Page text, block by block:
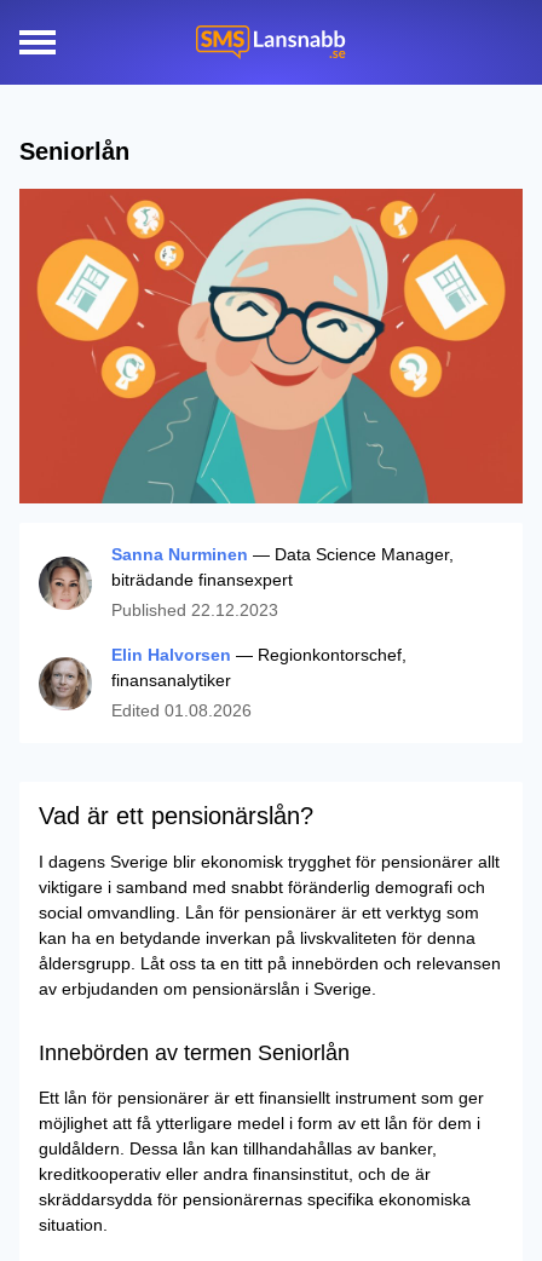
Seniorlån
Sanna Nurminen — Data Science Manager,
biträdande finansexpert
Published 22.12.2023
Elin Halvorsen — Regionkontorschef,
finansanalytiker
Edited 01.08.2026
Vad är ett pensionärslån?
I dagens Sverige blir ekonomisk trygghet för pensionärer allt
viktigare i samband med snabbt föränderlig demografi och
social omvandling. Lån för pensionärer är ett verktyg som
kan ha en betydande inverkan på livskvaliteten för denna
åldersgrupp. Låt oss ta en titt på innebörden och relevansen
av erbjudanden om pensionärslån i Sverige.
Innebörden av termen Seniorlån
Ett lån för pensionärer är ett finansiellt instrument som ger
möjlighet att få ytterligare medel i form av ett lån för dem i
guldåldern. Dessa lån kan tillhandahållas av banker,
kreditkooperativ eller andra finansinstitut, och de är
skräddarsydda för pensionärernas specifika ekonomiska
situation.